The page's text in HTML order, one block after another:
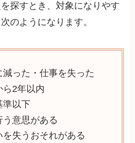
探すとき、対象になりやす
のようになります。
減った・仕事を失った
ら2年以内
準以下
意思がある
失うおそれがある